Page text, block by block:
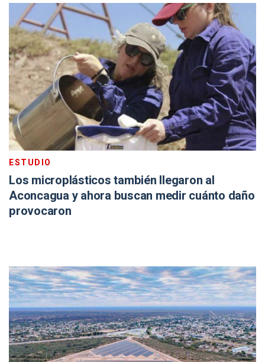
ESTUDIO
Los microplásticos también llegaron al
Aconcagua y ahora buscan medir cuánto daño
provocaron